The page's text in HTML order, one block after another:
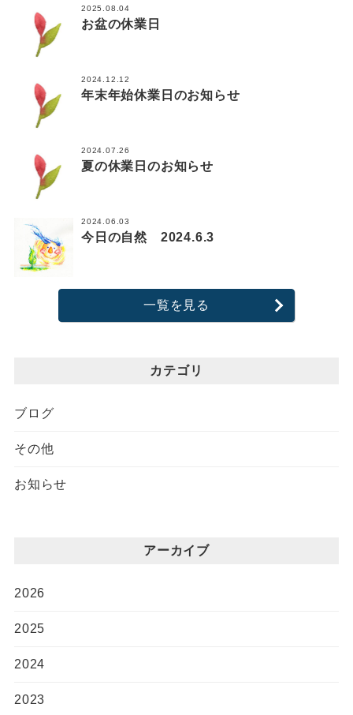
2025.08.04
お盆の休業日
2024.12.12
年末年始休業日のお知らせ
2024.07.26
夏の休業日のお知らせ
2024.06.03
今日の自然 2024.6.3
一覧を見る
カテゴリ
ブログ
その他
お知らせ
アーカイブ
2026
2025
2024
2023